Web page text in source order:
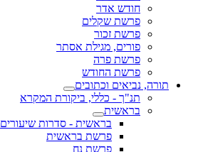
חודש אדר
פרשת שקלים
פרשת זכור
פורים, מגילת אסתר
פרשת פרה
פרשת החודש
תורה, נביאים וכתובים
תנ"ך - כללי, ביקורת המקרא
בראשית
בראשית - סדרות שיעורים
פרשת בראשית
פרשת נח